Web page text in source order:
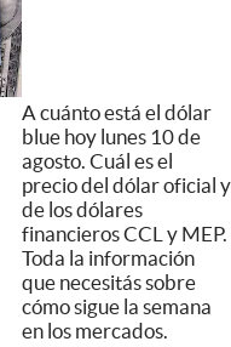
A cuánto está el dólar
blue hoy lunes 10 de
agosto. Cuál es el
precio del dólar oficial y
de los dólares
financieros CCL y MEP.
Toda la información
que necesitás sobre
cómo sigue la semana
en los mercados.